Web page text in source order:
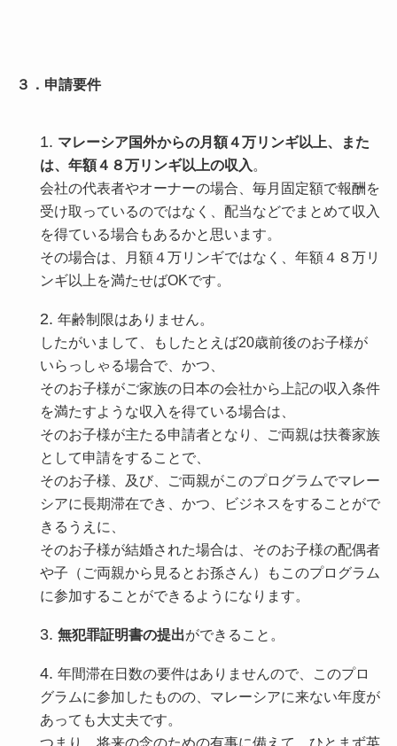
３．申請要件
マレーシア国外からの月額４万リンギ以上、また
は、年額４８万リンギ以上の収入。
会社の代表者やオーナーの場合、毎月固定額で報酬を
受け取っているのではなく、配当などでまとめて収入
を得ている場合もあるかと思います。
その場合は、月額４万リンギではなく、年額４８万リ
ンギ以上を満たせばOKです。
年齢制限はありません。
したがいまして、もしたとえば20歳前後のお子様が
いらっしゃる場合で、かつ、
そのお子様がご家族の日本の会社から上記の収入条件
を満たすような収入を得ている場合は、
そのお子様が主たる申請者となり、ご両親は扶養家族
として申請をすることで、
そのお子様、及び、ご両親がこのプログラムでマレー
シアに長期滞在でき、かつ、ビジネスをすることがで
きるうえに、
そのお子様が結婚された場合は、そのお子様の配偶者
や子（ご両親から見るとお孫さん）もこのプログラム
に参加することができるようになります。
無犯罪証明書の提出ができること。
年間滞在日数の要件はありませんので、このプロ
グラムに参加したものの、マレーシアに来ない年度が
あっても大丈夫です。